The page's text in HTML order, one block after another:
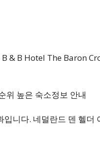
& B Hotel The Baron
위 높은 숙소정보 안내
니다. 네덜란드 덴 헬더